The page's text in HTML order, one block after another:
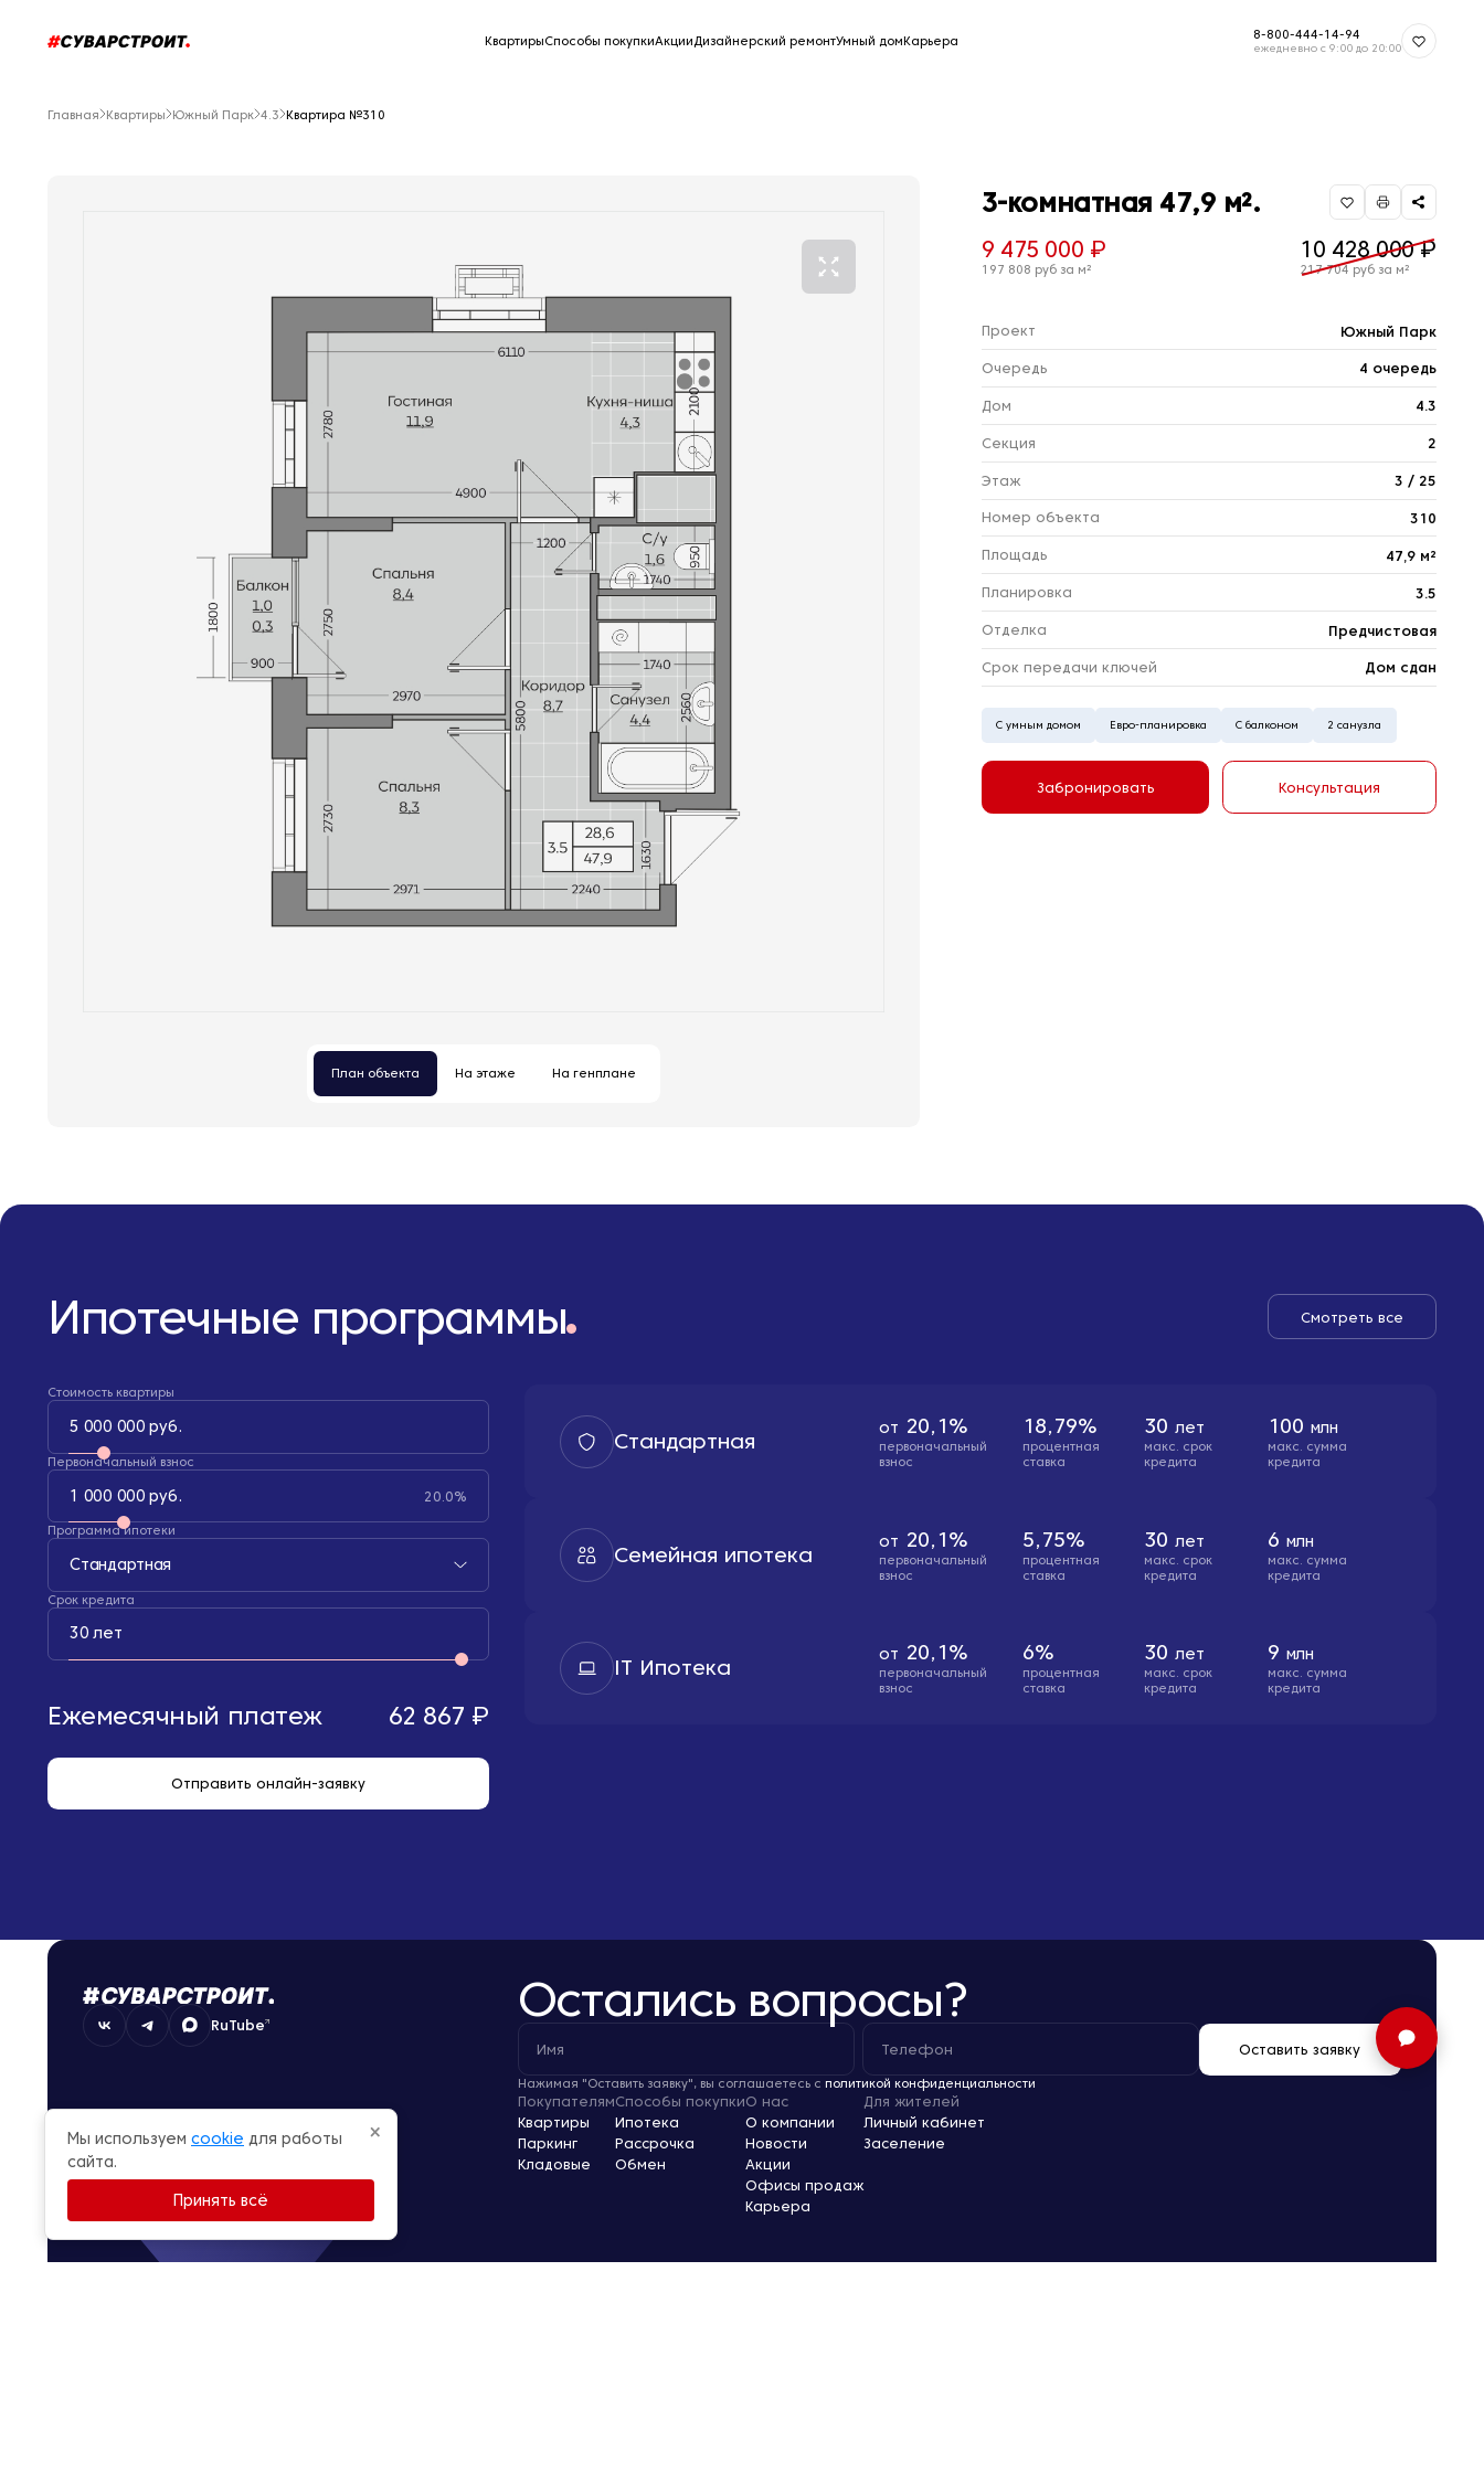
КвартирыСпособы покупкиАкцииДизайнерский ремонтУмный домКарьера 8-800-444-14-94
ежедневно с 9:00 до 20:00
Главная Квартиры Южный Парк 4.3 Квартира №310
План объекта На этаже На генплане
3-комнатная 47,9 м².
9 475 000 ₽
197 808 руб за м²
10 428 000 ₽
217 704 руб за м²
Проект Южный Парк
Очередь 4 очередь
Дом 4.3
Секция 2
Этаж 3 / 25
Номер объекта 310
Площадь 47,9 м²
Планировка 3.5
Отделка Предчистовая
Срок передачи ключей Дом сдан
С умным домом Евро-планировка С балконом 2 санузла
Забронировать Консультация
Ипотечные программы Смотреть все
Стоимость квартиры
5 000 000 руб.
Первоначальный взнос
1 000 000 руб. 20.0%
Программа ипотеки
Стандартная
Срок кредита
30 лет
Ежемесячный платеж 62 867 ₽
Отправить онлайн-заявку
Стандартная от 20,1%
первоначальный
взнос
18,79%
процентная
ставка
30лет
макс. cрок
кредита
100 млн
макс. сумма
кредита
Семейная ипотека от 20,1%
первоначальный
взнос
5,75%
процентная
ставка
30лет
макс. cрок
кредита
6 млн
макс. сумма
кредита
IT Ипотека от 20,1%
первоначальный
взнос
6%
процентная
ставка
30лет
макс. cрок
кредита
9 млн
макс. сумма
кредита
RuTube Остались вопросы?
Оставить заявку
Нажимая "Оставить заявку", вы соглашаетесь с политикой конфиденциальности
Покупателям
Квартиры
Паркинг
Кладовые
Способы покупки
Ипотека
Рассрочка
Обмен
О нас
О компании
Новости
Акции
Офисы продаж
Карьера
Для жителей
Личный кабинет
Заселение
×
Мы используем cookie для работы
сайта.
Принять всё